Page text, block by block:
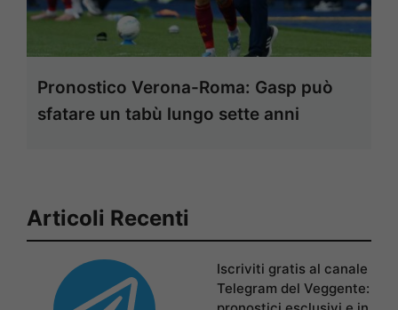
Pronostico Verona-Roma: Gasp può
sfatare un tabù lungo sette anni
Articoli Recenti
Iscriviti gratis al canale
Telegram del Veggente: